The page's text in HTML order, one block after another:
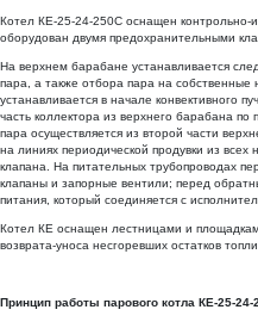
Котел КЕ-25-24-250С оснащен контрольно-
оборудован двумя предохранительными
На верхнем барабане устанавливается
пара, а также отбора пара на
устанавливается в начале конвективного
часть коллектора из верхнего барабана
пара осуществляется из второй части
на линиях периодической продувки из
клапана. На питательных трубопроводах
клапаны и запорные вентили; перед
питания, который соединяется с
Котел КЕ оснащен лестницами и
возврата-уноса несгоревших остатков
Принцип работы парового котла КЕ-25-24-